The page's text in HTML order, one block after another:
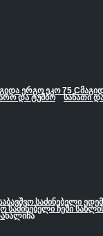
ერგო ეკო 75 C
და ტუმბო სანათი
საძინებელი
საძინებელი ჩემი სახლი
ხალიჩა